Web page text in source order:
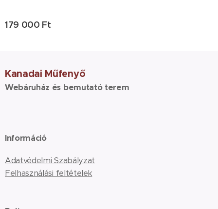
179 000 Ft
Kanadai Műfenyő
Webáruház és bemutató terem
Információ
Adatvédelmi Szabályzat
Felhasználási feltételek